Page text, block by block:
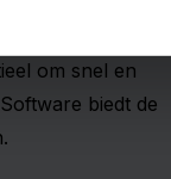
van talent.
om snel en
biedt de